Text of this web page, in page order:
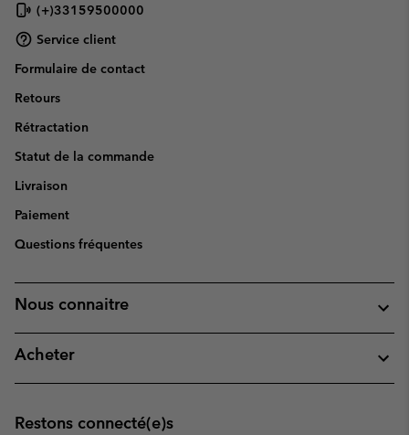
(+)33159500000
Service client
Formulaire de contact
Retours
Rétractation
Statut de la commande
Livraison
Paiement
Questions fréquentes
Nous connaitre
Acheter
Restons connecté(e)s